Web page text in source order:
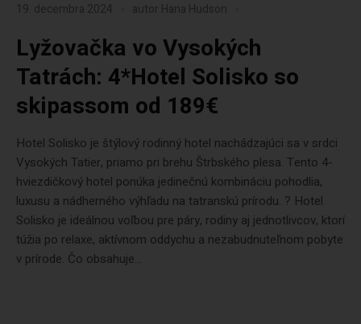
19. decembra 2024 autor Hana Hudson
Lyžovačka vo Vysokých
Tatrách: 4*Hotel Solisko so
skipassom od 189€
Hotel Solisko je štýlový rodinný hotel nachádzajúci sa v srdci
Vysokých Tatier, priamo pri brehu Štrbského plesa. Tento 4-
hviezdičkový hotel ponúka jedinečnú kombináciu pohodlia,
luxusu a nádherného výhľadu na tatranskú prírodu. ? Hotel
Solisko je ideálnou voľbou pre páry, rodiny aj jednotlivcov, ktorí
túžia po relaxe, aktívnom oddychu a nezabudnuteľnom pobyte
v prírode. Čo obsahuje...